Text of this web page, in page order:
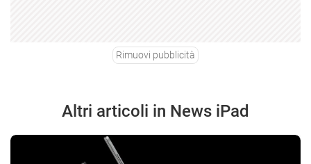
Rimuovi pubblicità
Altri articoli in News iPad